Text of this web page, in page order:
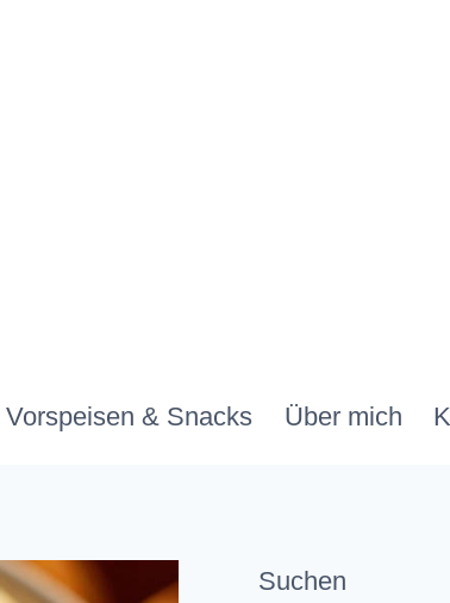
Vorspeisen & Snacks Über mich
Suchen